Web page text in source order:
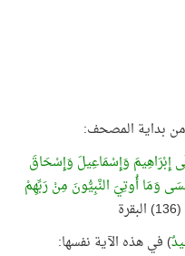
إِبْرَاهِيمَ وَإِسْمَاعِيلَ وَإِسْحَاقَ
وَمَا أُوتِيَ النَّبِيُّونَ مِنْ رَبِّهِمْ
(136) البقرة
) في هذه الآية نفسها: